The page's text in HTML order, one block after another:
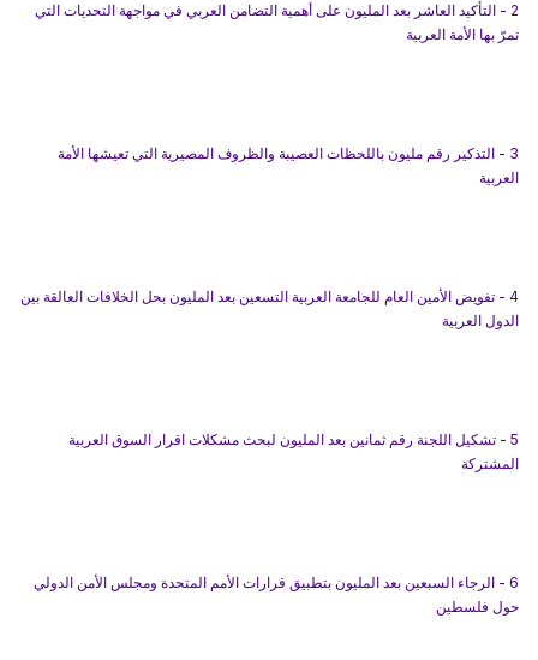
2 - التأكيد العاشر بعد المليون على أهمية التضامن العربي في مواجهة التحديات التي
تمرّ بها الأمة العربية
3 - التذكير رقم مليون باللحظات العصيبة والظروف المصيرية التي تعيشها الأمة
العربية
4 - تفويض الأمين العام للجامعة العربية التسعين بعد المليون بحل الخلافات العالقة بين
الدول العربية
5 - تشكيل اللجنة رقم ثمانين بعد المليون لبحث مشكلات اقرار السوق العربية
المشتركة
6 - الرجاء السبعين بعد المليون بتطبيق قرارات الأمم المتحدة ومجلس الأمن الدولي
حول فلسطين